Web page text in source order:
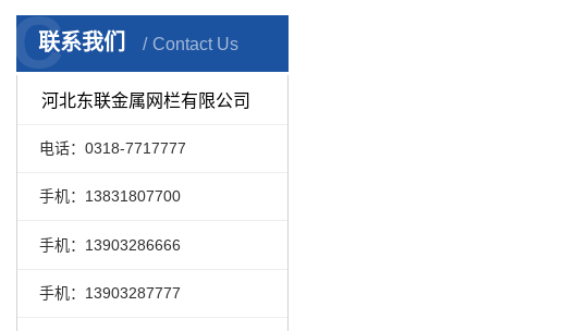
联系我们 Contact Us
C
河北东联金属网栏有限公司
电话：0318-7717777
手机：13831807700
手机：13903286666
手机：13903287777